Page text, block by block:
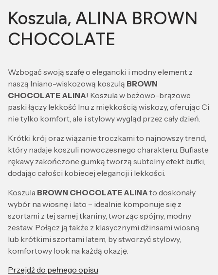
Koszula, ALINA BROWN
CHOCOLATE
Wzbogać swoją szafę o elegancki i modny element z
naszą lniano-wiskozową koszulą BROWN
CHOCOLATE ALINA! Koszula w beżowo-brązowe
paski łączy lekkość lnu z miękkością wiskozy, oferując Ci
nie tylko komfort, ale i stylowy wygląd przez cały dzień.
Krótki krój oraz wiązanie troczkami to najnowszy trend,
który nadaje koszuli nowoczesnego charakteru. Bufiaste
rękawy zakończone gumką tworzą subtelny efekt bufki,
dodając całości kobiecej elegancji i lekkości.
Koszula BROWN CHOCOLATE ALINA to doskonały
wybór na wiosnę i lato – idealnie komponuje się z
szortami z tej samej tkaniny, tworząc spójny, modny
zestaw. Połącz ją także z klasycznymi dżinsami wiosną
lub krótkimi szortami latem, by stworzyć stylowy,
komfortowy look na każdą okazję.
Przejdź do pełnego opisu